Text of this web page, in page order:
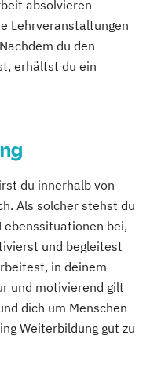
r Berater/-
r Berater/-
Fachrichtung
Fachrichtung
absolvieren
Lehrveranstaltungen
du den
erhältst du ein
du innerhalb von
Als solcher stehst du
bei,
und begleitest
in deinem
und motivierend gilt
dich um Menschen
Weiterbildung gut zu